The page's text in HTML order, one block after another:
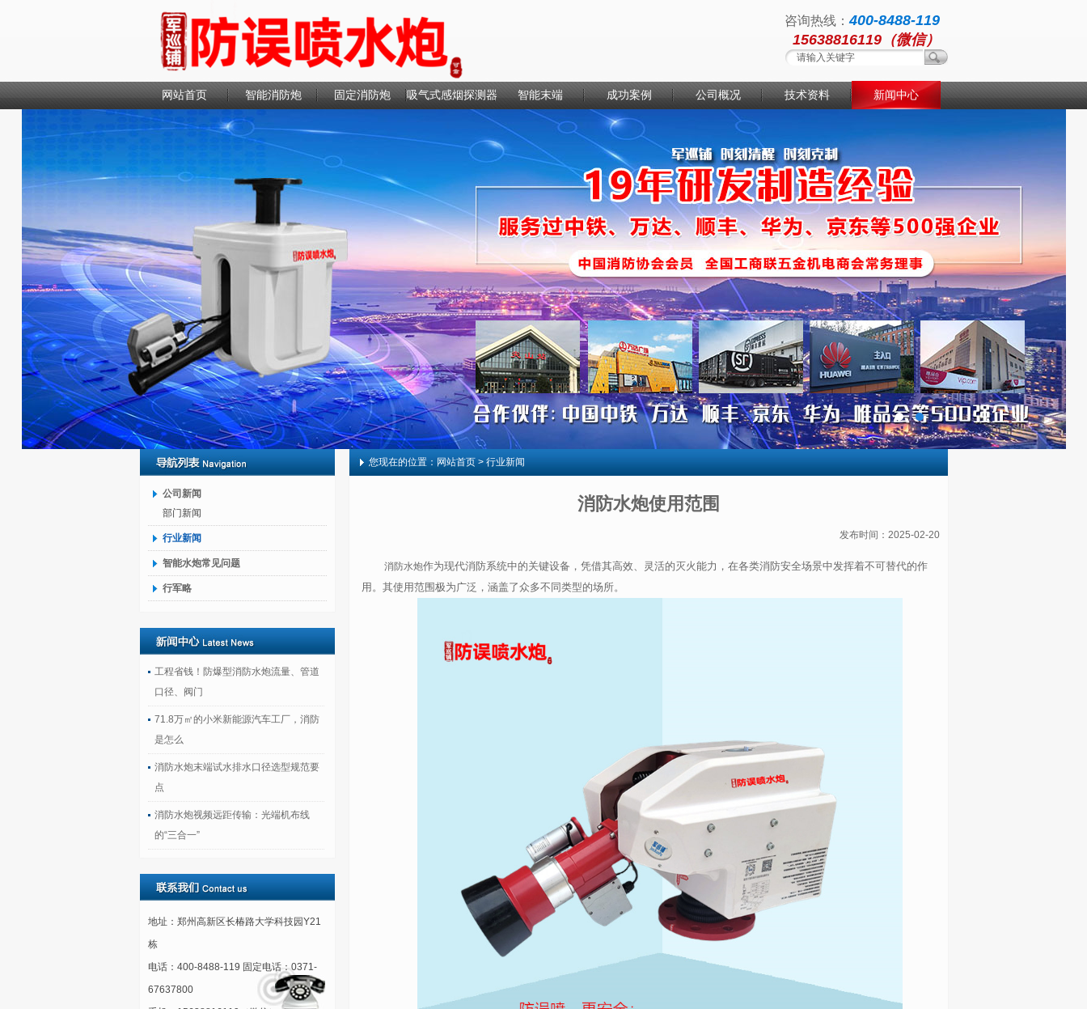
咨询热线：400-8488-119
15638816119（微信）
网站首页 智能消防炮 固定消防炮 吸气式感烟探测器 智能末端 成功案例 公司概况 技术资料 新闻中心
联系我们
公司新闻
部门新闻
行业新闻
智能水炮常见问题
行军略
工程省钱！防爆型消防水炮流量、管道
口径、阀门
71.8万㎡的小米新能源汽车工厂，消防
是怎么
消防水炮末端试水排水口径选型规范要
点
消防水炮视频远距传输：光端机布线
的“三合一”
地址：郑州高新区长椿路大学科技园Y21
栋
电话：400-8488-119 固定电话：0371-
67637800
您现在的位置： 网站首页> 行业新闻
消防水炮使用范围
发布时间：2025-02-20
消防水炮作为现代消防系统中的关键设备，凭借其高效、灵活的灭火能力，在各类消防安全场景中发挥着不可替代的作
用。其使用范围极为广泛，涵盖了众多不同类型的场所。